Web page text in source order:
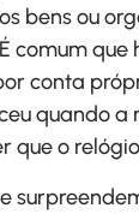
bens ou
comum que
conta
quando a
que o